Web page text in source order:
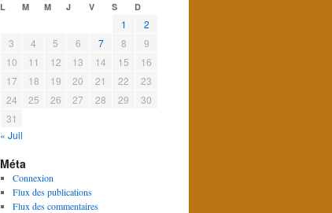
L M M J V S D
1
2
3
4 5 6 7 8
9
10
11 12 13 14 15
16
17
18 19 20 21 22
23
24
25 26 27 28 29
30
31
« Juil
Méta
Connexion
Flux des publications
Flux des commentaires